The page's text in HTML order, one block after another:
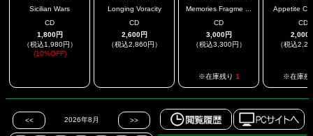
Sicilian Wars
CD
1,800円
（税込1,980円）
(10%OFF)
Longing Voracity
CD
2,600円
（税込2,860円）
Memories Fragme ...
CD
3,000円
（税込3,300円）
※在庫残り 1
Appetite
CD
2,000
（税込
※在庫残